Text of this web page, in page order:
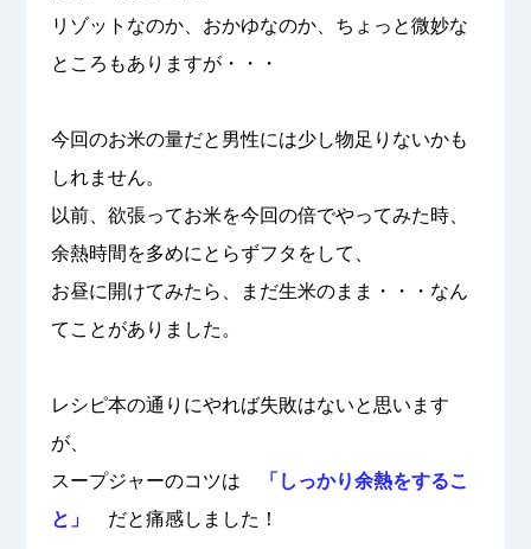
リゾットなのか、おかゆなのか、ちょっと微妙な
ところもありますが・・・
今回のお米の量だと男性には少し物足りないかも
しれません。
以前、欲張ってお米を今回の倍でやってみた時、
余熱時間を多めにとらずフタをして、
お昼に開けてみたら、まだ生米のまま・・・なん
てことがありました。
レシピ本の通りにやれば失敗はないと思います
が、
スープジャーのコツは 「しっかり余熱をするこ
と」 だと痛感しました！